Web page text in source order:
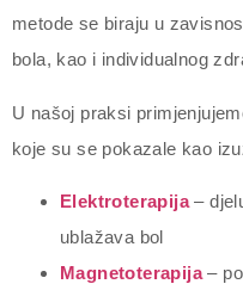
metode se biraju u
bola, kao i individualnog
U našoj praksi
koje su se pokazale kao
Elektroterapija–
ublažava bol
Magnetoterapija–